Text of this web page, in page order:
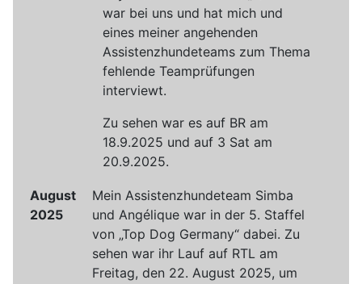
war bei uns und hat mich und
eines meiner angehenden
Assistenzhundeteams zum Thema
fehlende Teamprüfungen
interviewt.
Zu sehen war es auf BR am
18.9.2025 und auf 3 Sat am
20.9.2025.
August
2025
Mein Assistenzhundeteam Simba
und Angélique war in der 5. Staffel
von „Top Dog Germany“ dabei. Zu
sehen war ihr Lauf auf RTL am
Freitag, den 22. August 2025, um